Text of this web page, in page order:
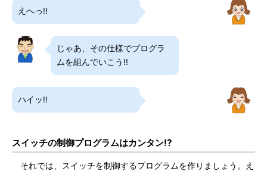
えへっ!!
じゃあ、その仕様でプログラ
ムを組んでいこう!!
ハイッ!!
スイッチの制御プログラムはカンタン!?
それでは、スイッチを制御するプログラムを作りましょう。え